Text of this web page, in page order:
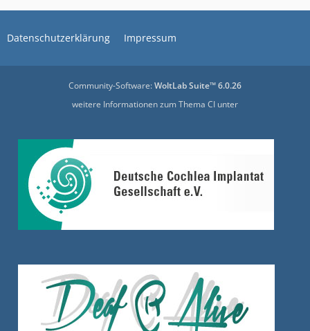
Datenschutzerklärung Impressum
Community-Software:WoltLab Suite™ 6.0.26
weitere Informationen zum Thema CI unter